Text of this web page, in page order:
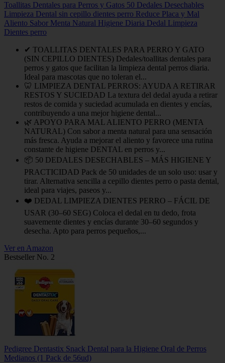
Toallitas Dentales para Perros y Gatos 50 Dedales Desechables
Limpieza Dental sin cepillo dientes perro Reduce Placa y Mal
Aliento Sabor Menta Natural Higiene Diaria Dedal Limpieza
Dientes perro
✔ TOALLITAS DENTALES PARA PERRO Y GATO
(SIN CEPILLO DIENTES) Dedales/toallitas dentales para
perros y gatos que facilitan la limpieza dental perros diaria.
Ideal para mascotas que no toleran el...
🦷 LIMPIEZA DENTAL PERROS: AYUDA A RETIRAR
RESTOS Y SUCIEDAD La textura del dedal ayuda a retirar
restos de comida y suciedad acumulada en dientes y encías,
contribuyendo a una mejor higiene dental...
🌿 APOYO PARA MAL ALIENTO PERRO (MENTA
NATURAL) Con sabor a menta natural para una sensación
más fresca. Ayuda a mejorar el aliento y favorece una rutina
constante de higiene DENTAL en perros y...
📦 50 DEDALES DESECHABLES – MÁS HIGIENE Y
PRACTICIDAD Pack de 50 unidades de un solo uso: usar y
tirar. Alternativa sencilla a cepillo dientes perro o pasta dental,
ideal para viajes, paseos y...
❤️ DEDAL LIMPIEZA DIENTES PERRO – FÁCIL DE
USAR (30–60 SEG) Coloca el dedal en tu dedo, frota
suavemente dientes y encías durante 30–60 segundos y
desecha. Apto para perros pequeños,...
Ver en Amazon
Bestseller No. 2
Pedigree Dentastix Snack Dental para la Higiene Oral de Perros
Medianos (1 Pack de 56ud)